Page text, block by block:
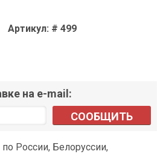
Артикул: # 499
на e-mail:
СООБЩИТЬ
России, Белоруссии,